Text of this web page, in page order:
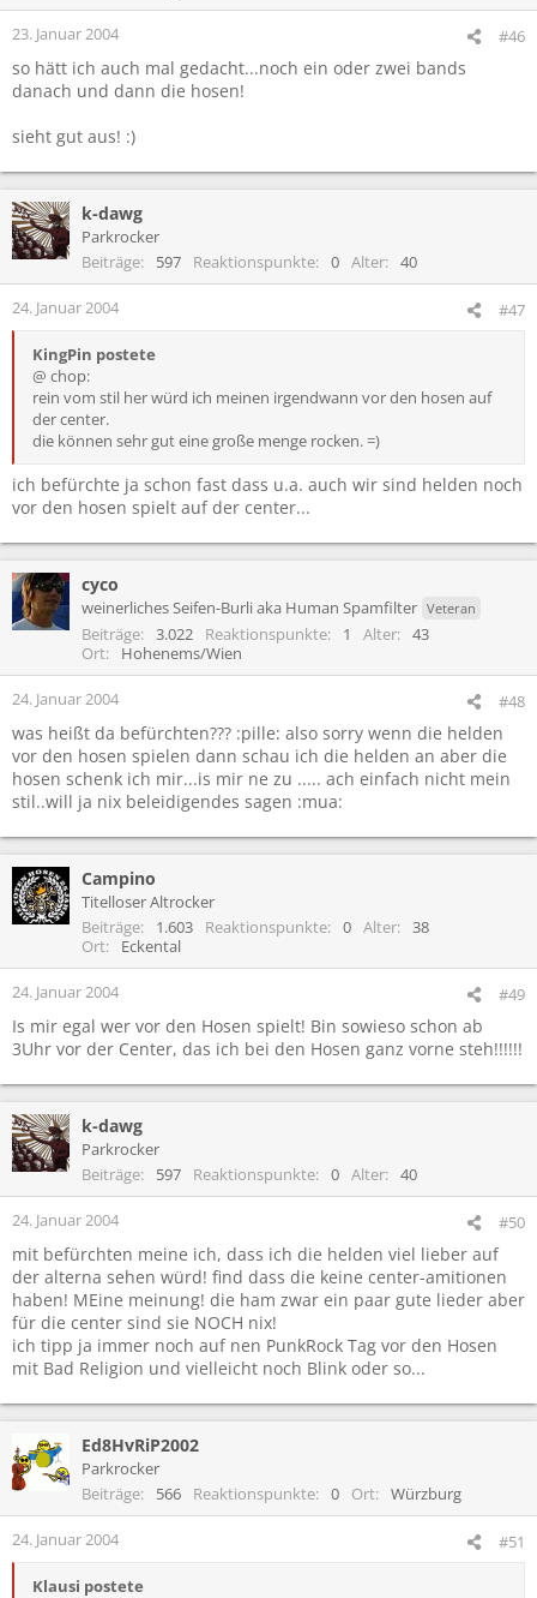
23. Januar 2004 #46
so hätt ich auch mal gedacht...noch ein oder zwei bands
danach und dann die hosen!
sieht gut aus! :)
k-dawg
Parkrocker
Beiträge
597 Reaktionspunkte 0 Alter 40
24. Januar 2004 #47
KingPin postete
@ chop:
rein vom stil her würd ich meinen irgendwann vor den hosen auf
der center.
die können sehr gut eine große menge rocken. =)
ich befürchte ja schon fast dass u.a. auch wir sind helden noch
vor den hosen spielt auf der center...
cyco
weinerliches Seifen-Burli aka Human Spamfilter Veteran
Beiträge 3.022 Reaktionspunkte 1 Alter
43
Ort
Hohenems/Wien
24. Januar 2004 #48
was heißt da befürchten??? :pille: also sorry wenn die helden
vor den hosen spielen dann schau ich die helden an aber die
hosen schenk ich mir...is mir ne zu ..... ach einfach nicht mein
stil..will ja nix beleidigendes sagen :mua:
Campino
Titelloser Altrocker
Beiträge
1.603 Reaktionspunkte 0 Alter
38
Ort
Eckental
24. Januar 2004 #49
Is mir egal wer vor den Hosen spielt! Bin sowieso schon ab
3Uhr vor der Center, das ich bei den Hosen ganz vorne steh!!!!!!
k-dawg
Parkrocker
Beiträge
597 Reaktionspunkte 0 Alter 40
24. Januar 2004 #50
mit befürchten meine ich, dass ich die helden viel lieber auf
der alterna sehen würd! find dass die keine center-amitionen
haben! MEine meinung! die ham zwar ein paar gute lieder aber
für die center sind sie NOCH nix!
ich tipp ja immer noch auf nen PunkRock Tag vor den Hosen
mit Bad Religion und vielleicht noch Blink oder so...
Ed8HvRiP2002
Parkrocker
Beiträge
566 Reaktionspunkte 0 Ort Würzburg
24. Januar 2004 #51
Klausi postete